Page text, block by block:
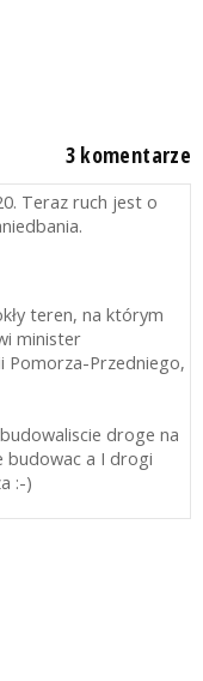
3 komentarze
jeżdżę A20 i widać
nie rentowna
dla aut
Teraz ruch jest o
teren, na którym
minister
Przedniego,
droge na
budowac a I drogi
:-)